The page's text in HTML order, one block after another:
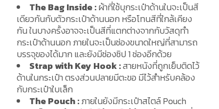
The Bag Inside :ผ้าที่ใช้บุกระเป๋าด้านในจะเป็นสี
เดียวกันกับตัวกระเป๋าด้านนอก หรือโทนสีที่ใกล้เคียง
กัน ในบางครั้งอาจจะเป็นสีที่แตกต่างจากกับวัสดุทำ
กระเป๋าด้านนอก ภายในจะเป็นช่องขนาดใหญ่ที่สามารถ
บรรจุของได้มาก และยังมีช่องซิป 1 ช่องอีกด้วย
Strap with Key Hook :สายหนังที่ถูกเย็บติดไว้
ด้านในกระเป๋า ตรงส่วนปลายมีตะขอ มีไว้สำหรับคล้อง
กับกระเป๋าใบเล็ก
The Pouch :ภายในยังมีกระเป๋าสไตล์ Pouch